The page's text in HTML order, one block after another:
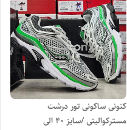
کتونی ساکونی تور درشت
مسترکوالیتی /سایز 40 الی